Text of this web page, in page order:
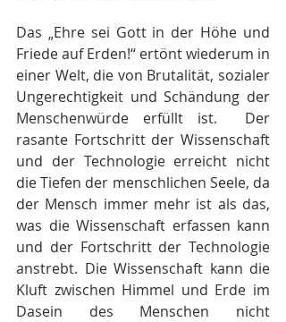
Das „Ehre sei Gott in der Höhe und
Friede auf Erden!“ ertönt wiederum in
einer Welt, die von Brutalität, sozialer
Ungerechtigkeit und Schändung der
Menschenwürde erfüllt ist.
Der
rasante Fortschritt der Wissenschaft
und der Technologie erreicht nicht
die Tiefen der menschlichen Seele, da
der Mensch immer mehr ist als das,
was die Wissenschaft erfassen kann
und der Fortschritt der Technologie
anstrebt. Die Wissenschaft kann die
Kluft zwischen Himmel und Erde im
Dasein des Menschen nicht